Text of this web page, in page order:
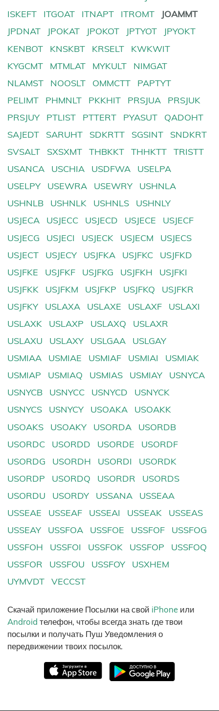
ISKEFT
ITGOAT ITNAPT ITROMT
JOAMMT
JPDNAT
JPOKAT JPOKOT JPTYOT
JPYOKT
KENBOT
KNSKBT KRSELT
KWKWIT
KYGCMT
MTMLAT MYKULT
NIMGAT
NLAMST
NOOSLT OMMCTT
PAPTYT
PELIMT
PHMNLT PKKHIT PRSJUA
PRSJUK
PRSJUY
PTLIST PTTERT PYASUT
QADOHT
SAJEDT
SARUHT SDKRTT SGSINT
SNDKRT
SVSALT
SXSXMT THBKKT THHKTT
TRISTT
USANCA
USCHIA USDFWA
USELPA
USELPY
USEWRA USEWRY
USHNLA
USHNLB
USHNLK USHNLS
USHNLY
USJECA
USJECC USJECD USJECE
USJECF
USJECG
USJECI USJECK USJECM
USJECS
USJECT
USJECY USJFKA USJFKC
USJFKD
USJFKE
USJFKF USJFKG USJFKH
USJFKI
USJFKK
USJFKM USJFKP USJFKQ
USJFKR
USJFKY
USLAXA USLAXE USLAXF
USLAXI
USLAXK
USLAXP USLAXQ
USLAXR
USLAXU
USLAXY USLGAA
USLGAY
USMIAA
USMIAE USMIAF USMIAI
USMIAK
USMIAP
USMIAQ USMIAS USMIAY
USNYCA
USNYCB
USNYCC USNYCD
USNYCK
USNYCS
USNYCY USOAKA
USOAKK
USOAKS
USOAKY USORDA
USORDB
USORDC
USORDD USORDE
USORDF
USORDG
USORDH USORDI
USORDK
USORDP
USORDQ USORDR
USORDS
USORDU
USORDY USSANA
USSEAA
USSEAE
USSEAF USSEAI USSEAK
USSEAS
USSEAY
USSFOA USSFOE USSFOF
USSFOG
USSFOH
USSFOI USSFOK USSFOP
USSFOQ
USSFOR
USSFOU USSFOY
USXHEM
UYMVDT
VECCST
Скачай приложение Посылки на свой iPhone или
Android телефон, чтобы всегда знать где твои
посылки и получать Пуш Уведомления о
передвижении твоих посылок.